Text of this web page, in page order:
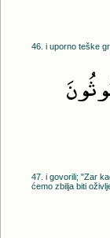
46. i uporno teške
47. i govorili; "Zar
ćemo zbilja biti